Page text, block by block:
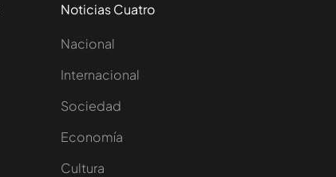
Noticias Cuatro
Nacional
Internacional
Sociedad
Economía
Cultura